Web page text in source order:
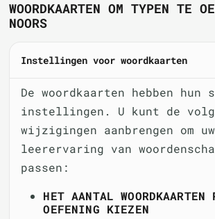
WOORDKAARTEN OM TYPEN TE
NOORS
Instellingen voor woordkaarten
De woordkaarten hebben hun
instellingen. U kunt de
wijzigingen aanbrengen om uw
leerervaring van
passen:
HET AANTAL WOORDKAARTEN
OEFENING KIEZEN